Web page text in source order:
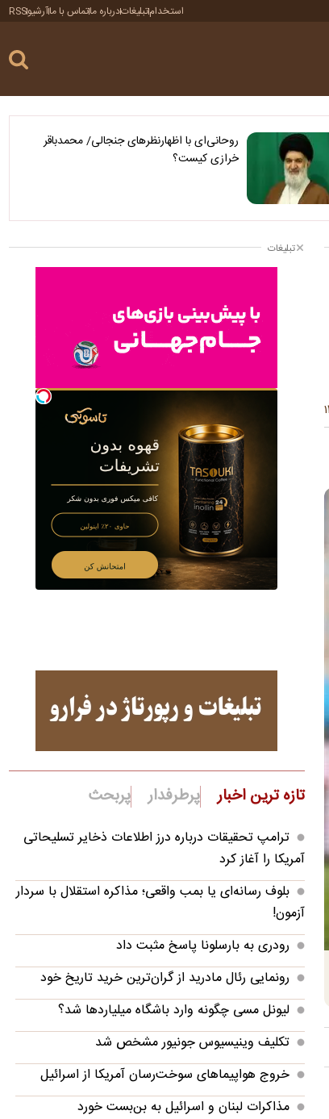
استخدامتبلیغاتدرباره ماتماس با ماآرشیوRSS
روحانی‌ای با اظهارنظرهای جنجالی/ محمدباقر
خرازی کیست؟
تبلیغات
تازه ترین اخبار پرطرفدار پربحث
ترامپ تحقیقات درباره درز اطلاعات ذخایر تسلیحاتی
آمریکا را آغاز کرد
بلوف رسانه‌ای یا بمب واقعی؛ مذاکره استقلال با سردار
آزمون!
رودری به بارسلونا پاسخ مثبت داد
رونمایی رئال مادرید از گران‌ترین خرید تاریخ خود
لیونل مسی چگونه وارد باشگاه میلیاردها شد؟
تکلیف وینیسیوس جونیور مشخص شد
خروج هواپیماهای سوخت‌رسان آمریکا از اسرائیل
مذاکرات لبنان و اسرائیل به بن‌بست خورد